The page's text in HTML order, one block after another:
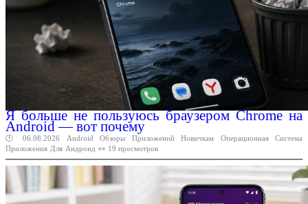
Я больше не пользуюсь браузером Chrome на
Android — вот почему
🕑 06.08.2026 Android Обзоры Приложений Новичкам Операционная
Система
Приложения Для Андроид 👀 19 просмотров